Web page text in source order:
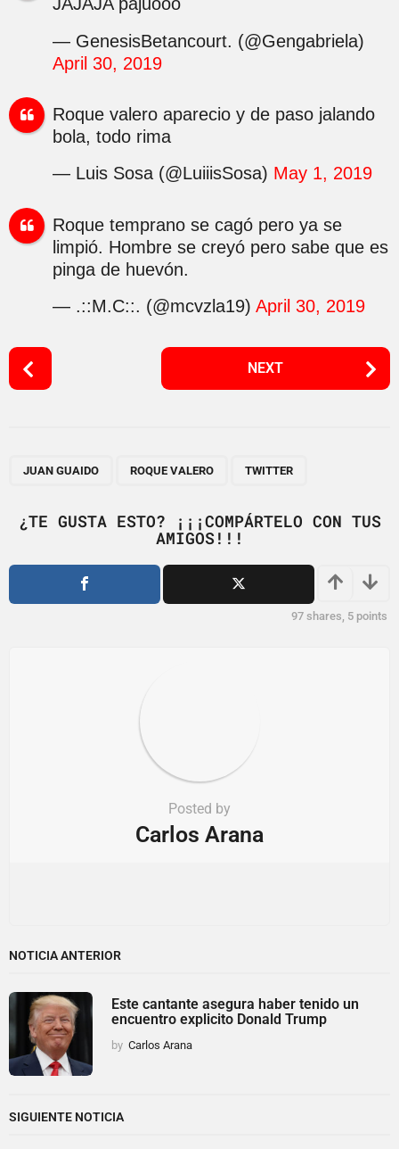
— GenesisBetancourt. (@Gengabriela)
April 30, 2019
Roque valero aparecio y de paso jalando
bola, todo rima
— Luis Sosa (@LuiiisSosa) May 1, 2019
Roque temprano se cagó pero ya se
limpió. Hombre se creyó pero sabe que es
pinga de huevón.
— .::M.C::. (@mcvzla19) April 30, 2019
P
o
a
i
NEXT
JUAN GUAIDO ROQUE VALERO TWITTER
¿TE GUSTA ESTO? ¡¡¡COMPÁRTELO CON TUS
AMIGOS!!!
97 shares, 5 points
Posted by
Carlos Arana
NOTICIA ANTERIOR
Este cantante asegura haber tenido un
encuentro explicito Donald Trump
by Carlos Arana
SIGUIENTE NOTICIA